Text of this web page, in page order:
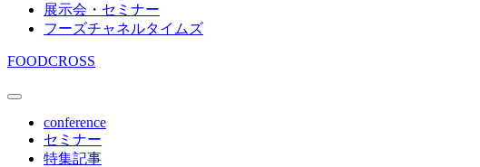
展示会・セミナー
フーズチャネルタイムズ
FOODCROSS
conference
セミナー
特集記事